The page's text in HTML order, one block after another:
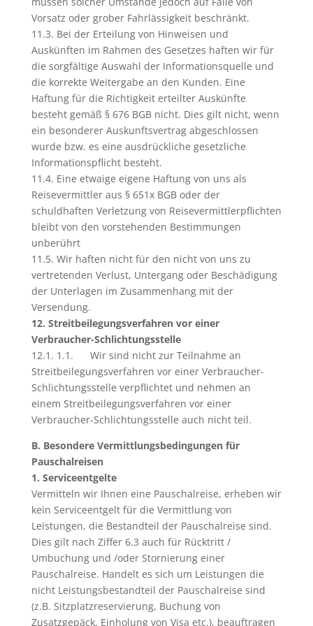
Vorsatz oder grober Fahrlässigkeit beschränkt.
11.3. Bei der Erteilung von Hinweisen und
Auskünften im Rahmen des Gesetzes haften wir für
die sorgfältige Auswahl der Informationsquelle und
die korrekte Weitergabe an den Kunden. Eine
Haftung für die Richtigkeit erteilter Auskünfte
besteht gemäß § 676 BGB nicht. Dies gilt nicht, wenn
ein besonderer Auskunftsvertrag abgeschlossen
wurde bzw. es eine ausdrückliche gesetzliche
Informationspflicht besteht.
11.4. Eine etwaige eigene Haftung von uns als
Reisevermittler aus § 651x BGB oder der
schuldhaften Verletzung von Reisevermittlerpflichten
bleibt von den vorstehenden Bestimmungen
unberührt
11.5. Wir haften nicht für den nicht von uns zu
vertretenden Verlust, Untergang oder Beschädigung
der Unterlagen im Zusammenhang mit der
Versendung.
12. Streitbeilegungsverfahren vor einer
Verbraucher-Schlichtungsstelle
12.1. 1.1. Wir sind nicht zur Teilnahme an
Streitbeilegungsverfahren vor einer Verbraucher-
Schlichtungsstelle verpflichtet und nehmen an
einem Streitbeilegungsverfahren vor einer
Verbraucher-Schlichtungsstelle auch nicht teil.
B. Besondere Vermittlungsbedingungen für
Pauschalreisen
1. Serviceentgelte
Vermitteln wir Ihnen eine Pauschalreise, erheben wir
kein Serviceentgelt für die Vermittlung von
Leistungen, die Bestandteil der Pauschalreise sind.
Dies gilt nach Ziffer 6.3 auch für Rücktritt /
Umbuchung und /oder Stornierung einer
Pauschalreise. Handelt es sich um Leistungen die
nicht Leistungsbestandteil der Pauschalreise sind
(z.B. Sitzplatzreservierung, Buchung von
Zusatzgepäck, Einholung von Visa etc.), beauftragen